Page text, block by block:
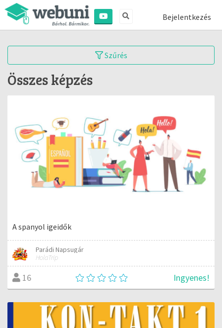
Bejelentkezés
Szűrés
Összes képzés
A spanyol igeidők
Parádi Napsugár
HolaTrip
16 Ingyenes!